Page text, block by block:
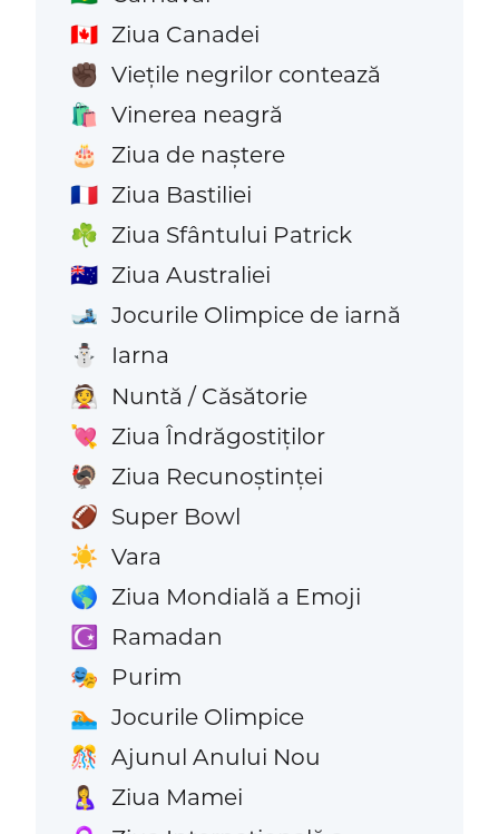
🇨🇦 Ziua Canadei
✊🏿 Viețile negrilor contează
🛍️ Vinerea neagră
🎂 Ziua de naștere
🇫🇷 Ziua Bastiliei
☘️ Ziua Sfântului Patrick
🇦🇺 Ziua Australiei
🎿 Jocurile Olimpice de iarnă
⛄ Iarna
👰 Nuntă / Căsătorie
💘 Ziua Îndrăgostiților
🦃 Ziua Recunoștinței
🏈 Super Bowl
☀️ Vara
🌎 Ziua Mondială a Emoji
☪️ Ramadan
🎭 Purim
🏊 Jocurile Olimpice
🎊 Ajunul Anului Nou
🤱 Ziua Mamei